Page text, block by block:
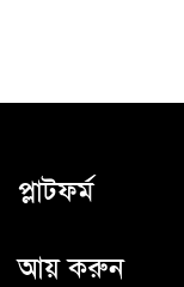
প্লাটফর্ম
আয় করুন